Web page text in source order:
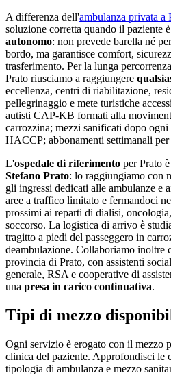
A differenza dell'ambulanza privata a
soluzione corretta quando il paziente è
autonomo: non prevede barella né
bordo, ma garantisce comfort,
trasferimento. Per la lunga
Prato riusciamo a raggiungere
eccellenza, centri di riabilitazione,
pellegrinaggio e mete turistiche
autisti CAP-KB formati alla
carrozzina; mezzi sanificati dopo
HACCP; abbonamenti settimanali
L'ospedale di riferimento perPrato è
Stefano Prato: lo raggiungiamo con
gli ingressi dedicati alle ambulanze e
aree a traffico limitato e fermandoci
prossimi ai reparti di dialisi,
soccorso. La logistica di arrivo è
tragitto a piedi del passeggero in
deambulazione. Collaboriamo inoltre
provincia di Prato, con assistenti
generale, RSA e cooperative di
una presa in carico continuativa.
Tipi di mezzo
Ogni servizio è erogato con il mezzo
clinica del paziente. Approfondisci le
tipologia di ambulanza e mezzo